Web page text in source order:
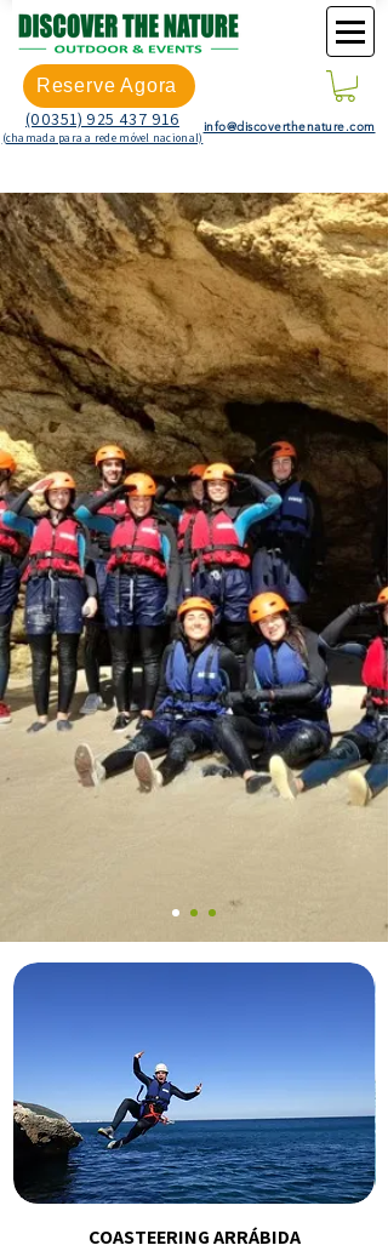
Reserve Agora
(00351) 925 437 916
(chamada para a rede móvel nacional)
info@discoverthenature.com
COASTEERING ARRÁBIDA